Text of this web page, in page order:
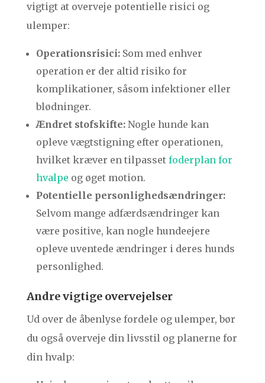
vigtigt at overveje potentielle risici og
ulemper:
Operationsrisici:Som med enhver
operation er der altid risiko for
komplikationer, såsom infektioner eller
blødninger.
Ændret stofskifte:Nogle hunde kan
opleve vægtstigning efter operationen,
hvilket kræver en tilpasset foderplan for
hvalpe og øget motion.
Potentielle personlighedsændringer:
Selvom mange adfærdsændringer kan
være positive, kan nogle hundeejere
opleve uventede ændringer i deres hunds
personlighed.
Andre vigtige overvejelser
Ud over de åbenlyse fordele og ulemper, bør
du også overveje din livsstil og planerne for
din hvalp: